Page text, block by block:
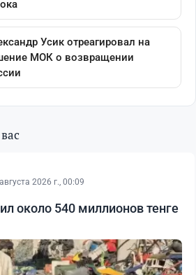
2026 г., 00:09
около 540 миллионов тенге